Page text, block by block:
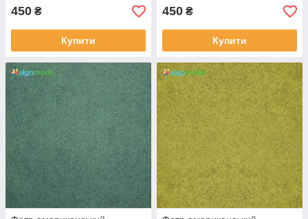
450 ₴
Купити
450 ₴
Купити